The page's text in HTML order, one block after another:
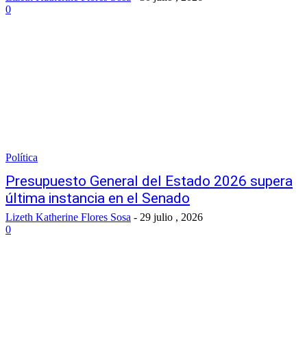
0
Política
Presupuesto General del Estado 2026 supera
última instancia en el Senado
Lizeth Katherine Flores Sosa - 29 julio , 2026
0